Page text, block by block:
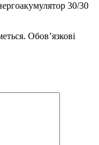
30/30
Обов’язкові